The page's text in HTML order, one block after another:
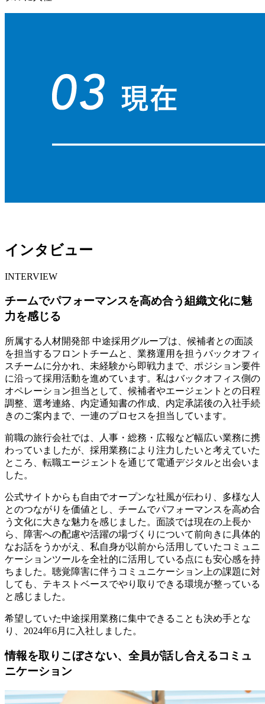
インタビュー
INTERVIEW
チームでパフォーマンスを高め合う組織文化に魅
力を感じる
所属する人材開発部 中途採用グループは、候補者との面談
を担当するフロントチームと、業務運用を担うバックオフィ
スチームに分かれ、未経験から即戦力まで、ポジション要件
に沿って採用活動を進めています。私はバックオフィス側の
オペレーション担当として、候補者やエージェントとの日程
調整、選考連絡、内定通知書の作成、内定承諾後の入社手続
きのご案内まで、一連のプロセスを担当しています。
前職の旅行会社では、人事・総務・広報など幅広い業務に携
わっていましたが、採用業務により注力したいと考えていた
ところ、転職エージェントを通じて電通デジタルと出会いま
した。
公式サイトからも自由でオープンな社風が伝わり、多様な人
とのつながりを価値とし、チームでパフォーマンスを高め合
う文化に大きな魅力を感じました。面談では現在の上長か
ら、障害への配慮や活躍の場づくりについて前向きに具体的
なお話をうかがえ、私自身が以前から活用していたコミュニ
ケーションツールを全社的に活用している点にも安心感を持
ちました。聴覚障害に伴うコミュニケーション上の課題に対
しても、テキストベースでやり取りできる環境が整っている
と感じました。
希望していた中途採用業務に集中できることも決め手とな
り、2024年6月に入社しました。
情報を取りこぼさない、全員が話し合えるコミュ
ニケーション